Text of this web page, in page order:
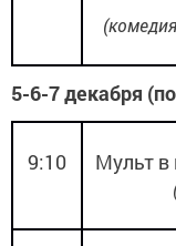
5-6-7 декабря
9:10 Мульт